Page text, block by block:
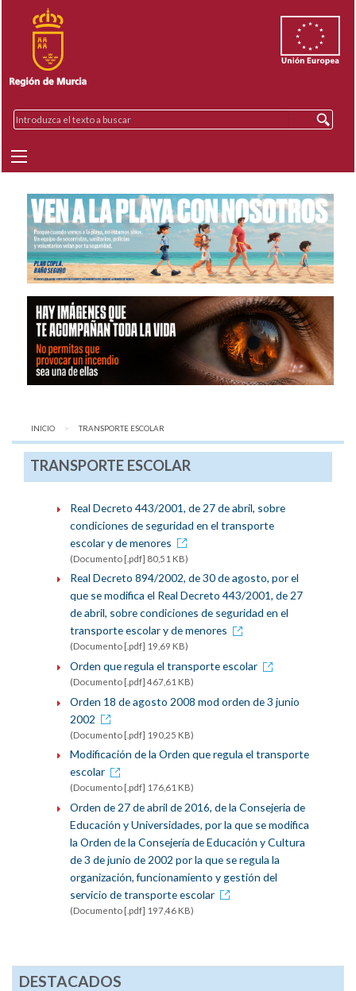
INICIO AQUÍ:
TRANSPORTE ESCOLAR
TRANSPORTE ESCOLAR
Real Decreto 443/2001, de 27 de abril, sobre
condiciones de seguridad en el transporte
escolar y de menores
(Documento [.pdf] 80,51 KB)
Real Decreto 894/2002, de 30 de agosto, por el
que se modifica el Real Decreto 443/2001, de 27
de abril, sobre condiciones de seguridad en el
transporte escolar y de menores
(Documento [.pdf] 19,69 KB)
Orden que regula el transporte escolar
(Documento [.pdf] 467,61 KB)
Orden 18 de agosto 2008 mod orden de 3 junio
2002
(Documento [.pdf] 190,25 KB)
Modificación de la Orden que regula el transporte
escolar
(Documento [.pdf] 176,61 KB)
Orden de 27 de abril de 2016, de la Consejeria de
Educación y Universidades, por la que se modifica
la Orden de la Consejería de Educación y Cultura
de 3 de junio de 2002 por la que se regula la
organización, funcionamiento y gestión del
servicio de transporte escolar
(Documento [.pdf] 197,46 KB)
DESTACADOS